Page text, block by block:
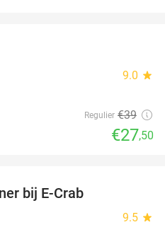
9.0 star
Regulier €39
€27,50
bij E-Crab
9.5 star